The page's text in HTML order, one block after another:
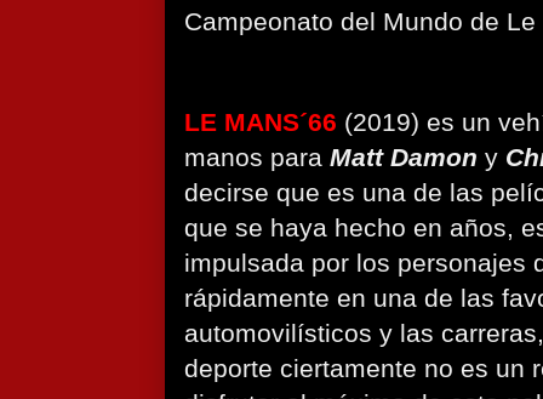
Campeonato del Mundo de
LE MANS´66 (2019) es un
manos para Matt Damon y
decirse que es una de las
que se haya hecho en años,
impulsada por los personajes
rápidamente en una de las
automovilísticos y las
deporte ciertamente no es un